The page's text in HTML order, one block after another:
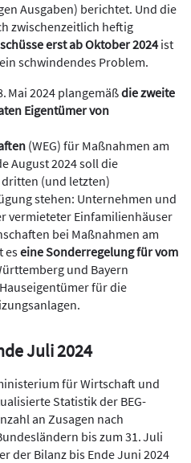
Ausgaben) berichtet. Und die
zwischenzeitlich heftig
erst ab Oktober 2024ist
schwindendes Problem.
Mai 2024 plangemäßdie zweite
Eigentümer von
(WEG) für Maßnahmen am
August 2024 soll die
(und letzten)
stehen: Unternehmen und
vermieteter Einfamilienhäuser
bei Maßnahmen am
eseine Sonderregelung für vom
und Bayern
für die
Juli 2024
für Wirtschaft und
Statistik der BEG-
an Zusagen nach
bis zum 31. Juli
der Bilanz bis Ende Juni 2024